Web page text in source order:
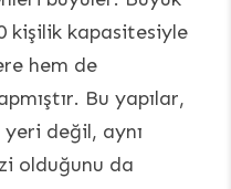
kişilik kapasitesiyle
hem de
Bu yapılar,
değil, aynı
olduğunu da